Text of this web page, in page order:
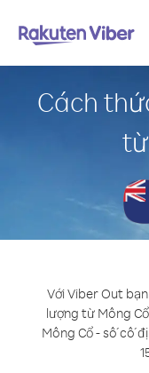
Cách
Với Viber Out
lượng từ Mông
Mông Cổ - số cố